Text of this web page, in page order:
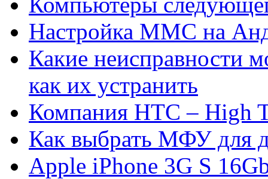
Настройка ММС на
Какие неисправности
как их устранить
Компания HTC – High
Как выбрать МФУ для
Apple iPhone 3G S